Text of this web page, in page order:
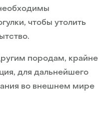
чтобы утолить
породам, крайне
для дальнейшего
во внешнем мире